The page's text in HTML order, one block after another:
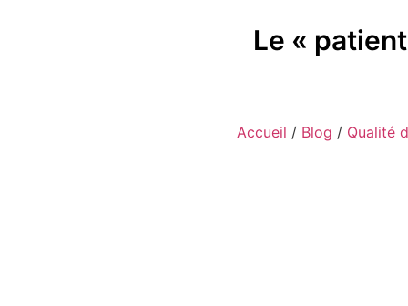
Le «
Accueil / Blog / Qualité